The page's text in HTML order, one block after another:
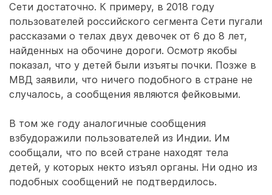
Сети достаточно. К примеру, в 2018 году
пользователей российского сегмента Сети пугали
рассказами о телах двух девочек от 6 до 8 лет,
найденных на обочине дороги. Осмотр якобы
показал, что у детей были изъяты почки. Позже в
МВД заявили, что ничего подобного в стране не
случалось, а сообщения являются фейковыми.
В том же году аналогичные сообщения
взбудоражили пользователей из Индии. Им
сообщали, что по всей стране находят тела
детей, у которых некто изъял органы. Ни одно из
подобных сообщений не подтвердилось.